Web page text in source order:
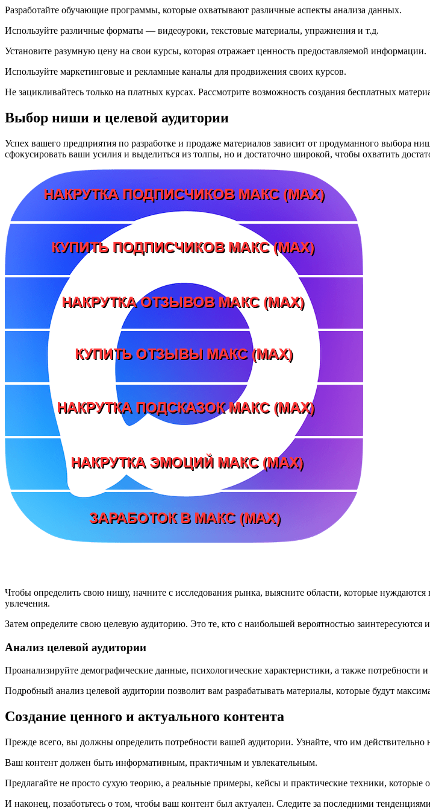
Разработайте обучающие программы, которые охватывают различные аспекты анализа данных.
Используйте различные форматы — видеоуроки, текстовые материалы, упражнения и т.д.
Установите разумную цену на свои курсы, которая отражает ценность предоставляемой информации.
Используйте маркетинговые и рекламные каналы для продвижения своих курсов.
Не зацикливайтесь только на платных курсах. Рассмотрите возможность создания бесплатных
Выбор ниши и целевой аудитории
Успех вашего предприятия по разработке и продаже материалов зависит от продуманного выбора
сфокусировать ваши усилия и выделиться из толпы, но и достаточно широкой, чтобы охватить
Чтобы определить свою нишу, начните с исследования рынка, выясните области, которые
увлечения.
Затем определите свою целевую аудиторию. Это те, кто с наибольшей вероятностью заинтересуются
Анализ целевой аудитории
Проанализируйте демографические данные, психологические характеристики, а также
Подробный анализ целевой аудитории позволит вам разрабатывать материалы, которые будут
Создание ценного и актуального контента
Прежде всего, вы должны определить потребности вашей аудитории. Узнайте, что им
Ваш контент должен быть информативным, практичным и увлекательным.
Предлагайте не просто сухую теорию, а реальные примеры, кейсы и практические техники, которые
И наконец, позаботьтесь о том, чтобы ваш контент был актуален. Следите за последними